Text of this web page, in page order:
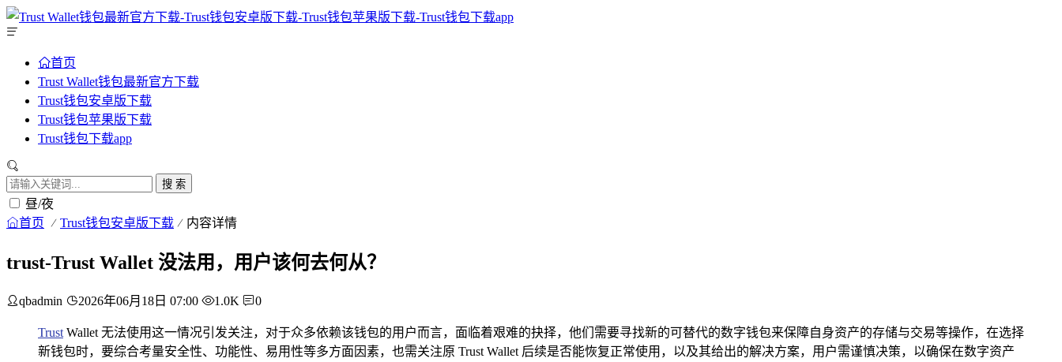
首页
Trust Wallet钱包最新官方下载
Trust钱包安卓版下载
Trust钱包苹果版下载
Trust钱包下载app
搜 索
昼/夜
首页 Trust钱包安卓版下载 内容详情
trust-Trust Wallet 没法用，用户该何去何从？
qbadmin 2026年06月18日 07:00 1.0K 0
Trust Wallet 无法使用这一情况引发关注，对于众多依赖该钱包的用户而言，面临着艰难的抉择，他们需要寻找新的可替代的数字钱包来保障自身资产的存储与交易等操作，在选择
新钱包时，要综合考量安全性、功能性、易用性等多方面因素，也需关注原 Trust Wallet 后续是否能恢复正常使用，以及其给出的解决方案，用户需谨慎决策，以确保在数字资产